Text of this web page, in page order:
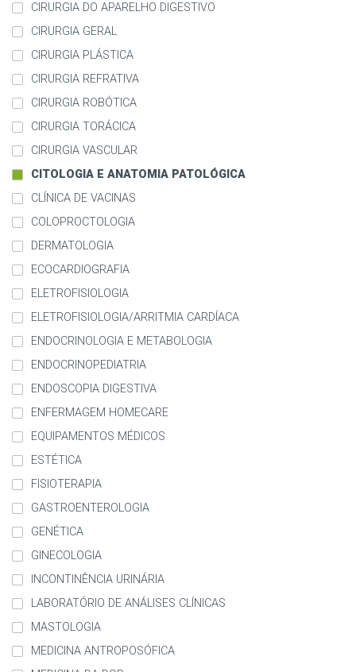
CIRURGIA DO APARELHO DIGESTIVO
CIRURGIA GERAL
CIRURGIA PLÁSTICA
CIRURGIA REFRATIVA
CIRURGIA ROBÓTICA
CIRURGIA TORÁCICA
CIRURGIA VASCULAR
CITOLOGIA E ANATOMIA PATOLÓGICA
CLÍNICA DE VACINAS
COLOPROCTOLOGIA
DERMATOLOGIA
ECOCARDIOGRAFIA
ELETROFISIOLOGIA
ELETROFISIOLOGIA/ARRITMIA CARDÍACA
ENDOCRINOLOGIA E METABOLOGIA
ENDOCRINOPEDIATRIA
ENDOSCOPIA DIGESTIVA
ENFERMAGEM HOMECARE
EQUIPAMENTOS MÉDICOS
ESTÉTICA
FISIOTERAPIA
GASTROENTEROLOGIA
GENÉTICA
GINECOLOGIA
INCONTINÊNCIA URINÁRIA
LABORATÓRIO DE ANÁLISES CLÍNICAS
MASTOLOGIA
MEDICINA ANTROPOSÓFICA